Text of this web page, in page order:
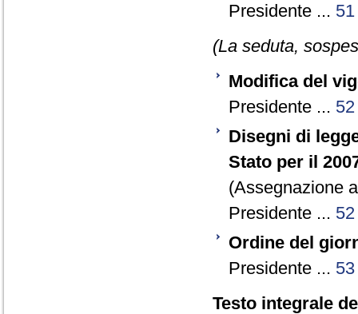
Presidente ... 51
(La seduta,
Modifica del
Presidente ... 52
Disegni di
Stato per il
(Assegnazione
Presidente ... 52
Ordine del
Presidente ... 53
Testo integrale